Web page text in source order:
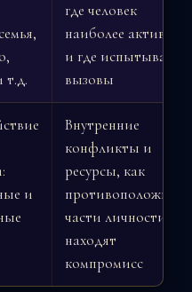
т.д.
где человек
наиболее активен
и где испытывает
вызовы
и
Внутренние
конфликты и
ресурсы, как
противоположные
части личности
находят
компромисс